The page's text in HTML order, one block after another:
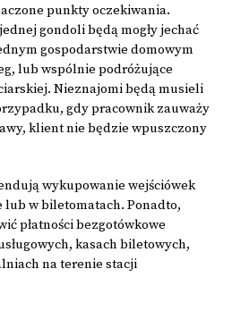
punkty oczekiwania.
gondoli będą mogły jechać
gospodarstwie domowym
lub wspólnie podróżujące
Nieznajomi będą musieli
gdy pracownik zauważy
klient nie będzie wpuszczony
wykupowanie wejściówek
w biletomatach. Ponadto,
płatności bezgotówkowe
kasach biletowych,
na terenie stacji